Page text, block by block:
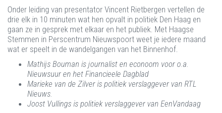
Onder leiding van presentator Vincent Rietbergen vertellen de
drie elk in 10 minuten wat hen opvalt in politiek Den Haag en
gaan ze in gesprek met elkaar en het publiek. Met Haagse
Stemmen in Perscentrum Nieuwspoort weet je iedere maand
wat er speelt in de wandelgangen van het Binnenhof.
Mathijs Bouman is journalist en econoom voor o.a.
Nieuwsuur en het Financieele Dagblad
Marieke van de Zilver is politiek verslaggever van RTL
Nieuws.
Joost Vullings is politiek verslaggever van EenVandaag